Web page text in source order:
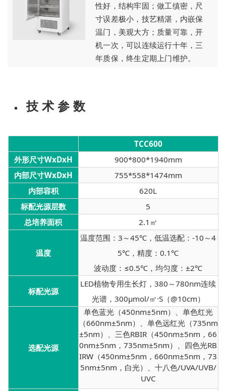
性好，结构牢固；做工缜密，尺
寸误差极小，技艺精湛，内嵌保
温门，美观大方；质量可靠，开
机一次，可以连续运行十年，三
年质保，终生定期上门维护。
技 术 参 数
TCC600
外形尺寸WxDxH
900*800*1940mm
内部尺寸WxDxH
755*558*1474mm
内部容积
620L
标配光源层数
5
总培养面积
2.1㎡
温度
温度范围：3～45℃，低温选配：-10～4
5℃，精度：0.1℃
波动度：≤0.5℃，均匀度：±2℃
标配光源
LED植物专用生长灯，380～780nm连续
光谱，300μmol/㎡·S（@10cm）
选配光源
单色蓝光（450nm±5nm）、单色红光
（660nm±5nm）、单色远红光（735nm
±5nm）、三色RBIR（450nm±5nm，66
0nm±5nm，735nm±5nm）、四色光RB
IRW（450nm±5nm，660nm±5nm，73
5nm±5nm，白光）、十八色/UVA/UVB/
UVC